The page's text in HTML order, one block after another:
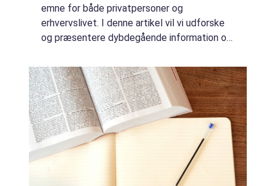
emne for både privatpersoner og
erhvervslivet. I denne artikel vil vi udforske
og præsentere dybdegående information om
at vide for personer, der interesserer si...